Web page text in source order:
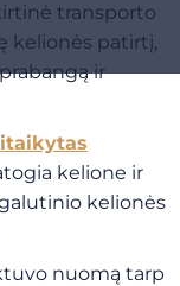
transporto
kelionės patirtį,
ir
kelione ir
kelionės
nuomą tarp